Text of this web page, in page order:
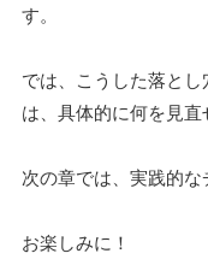
す。
では、こうした落と
は、具体的に何を見直
次の章では、実践的な
お楽しみに！